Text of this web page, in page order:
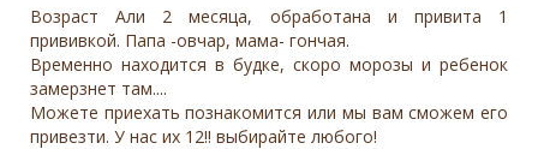
Возраст Али 2 месяца, обработана и привита 1
прививкой. Папа -овчар, мама- гончая.
Временно находится в будке, скоро морозы и ребенок
замерзнет там....
Можете приехать познакомится или мы вам сможем его
привезти. У нас их 12!! выбирайте любого!